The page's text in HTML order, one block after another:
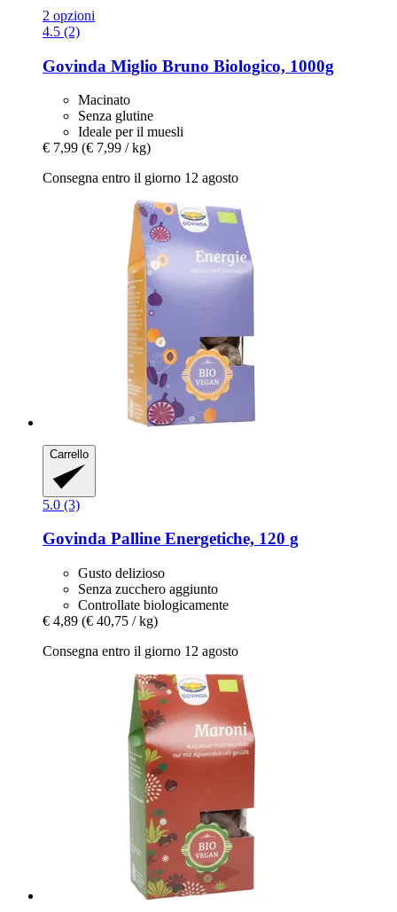
2 opzioni
4.5 (2)
Govinda Miglio Bruno Biologico, 1000g
Macinato
Senza glutine
Ideale per il muesli
€ 7,99 (€ 7,99 / kg)
Consegna entro il giorno 12 agosto
Carrello
5.0 (3)
Govinda Palline Energetiche, 120 g
Gusto delizioso
Senza zucchero aggiunto
Controllate biologicamente
€ 4,89 (€ 40,75 / kg)
Consegna entro il giorno 12 agosto